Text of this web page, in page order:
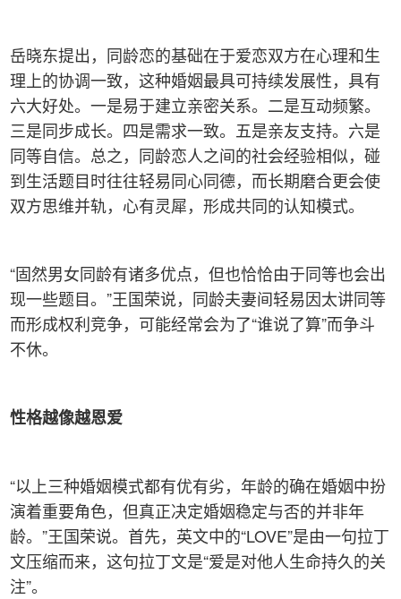
岳晓东提出，同龄恋的基础在于爱恋双方在心理和生
理上的协调一致，这种婚姻最具可持续发展性，具有
六大好处。一是易于建立亲密关系。二是互动频繁。
三是同步成长。四是需求一致。五是亲友支持。六是
同等自信。总之，同龄恋人之间的社会经验相似，碰
到生活题目时往往轻易同心同德，而长期磨合更会使
双方思维并轨，心有灵犀，形成共同的认知模式。
“固然男女同龄有诸多优点，但也恰恰由于同等也会出
现一些题目。”王国荣说，同龄夫妻间轻易因太讲同等
而形成权利竞争，可能经常会为了“谁说了算”而争斗
不休。
性格越像越恩爱
“以上三种婚姻模式都有优有劣，年龄的确在婚姻中扮
演着重要角色，但真正决定婚姻稳定与否的并非年
龄。”王国荣说。首先，英文中的“LOVE”是由一句拉丁
文压缩而来，这句拉丁文是“爱是对他人生命持久的关
注”。